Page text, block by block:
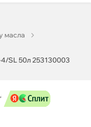
масла
SL 50л 253130003
Сегодня, 06.08
Список